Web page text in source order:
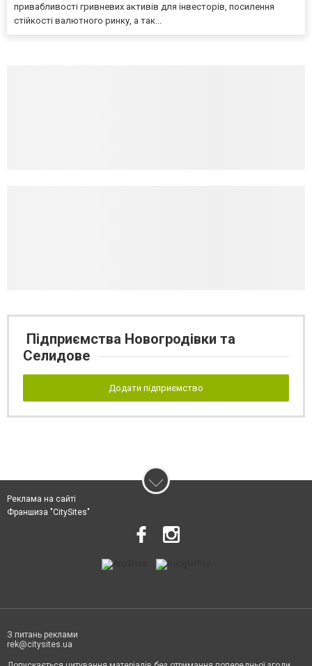
привабливості гривневих активів для інвесторів, посилення
стійкості валютного ринку, а так...
Підприємства Новогродівки та
Селидове
Додати підприємство
Реклама на сайті
Франшиза "CitySites"
З питань реклами
rek@citysites.ua